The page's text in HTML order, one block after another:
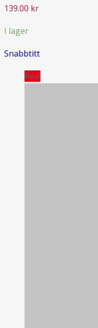
139.00 kr
I lager
Snabbtitt
Rea!